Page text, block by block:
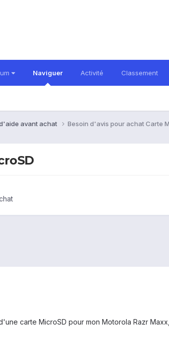
Naviguer Activité Classement
avant achat Besoin d'avis pour achat Carte
carte MicroSD pour mon Motorola Razr